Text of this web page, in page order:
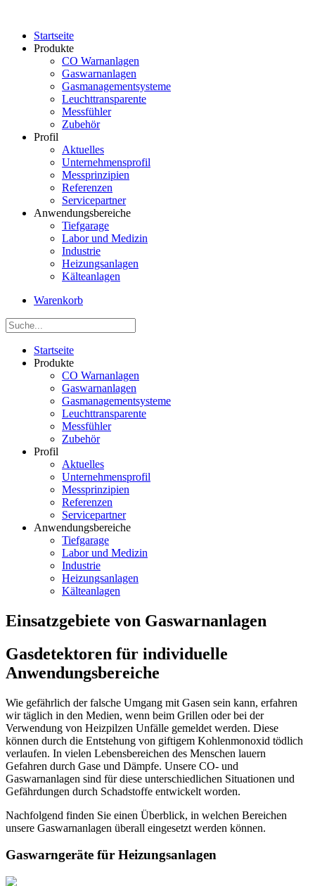
Startseite
Produkte
CO Warnanlagen
Gaswarnanlagen
Gasmanagementsysteme
Leuchttransparente
Messfühler
Zubehör
Profil
Aktuelles
Unternehmensprofil
Messprinzipien
Referenzen
Servicepartner
Anwendungsbereiche
Tiefgarage
Labor und Medizin
Industrie
Heizungsanlagen
Kälteanlagen
Warenkorb
Startseite
Produkte
CO Warnanlagen
Gaswarnanlagen
Gasmanagementsysteme
Leuchttransparente
Messfühler
Zubehör
Profil
Aktuelles
Unternehmensprofil
Messprinzipien
Referenzen
Servicepartner
Anwendungsbereiche
Tiefgarage
Labor und Medizin
Industrie
Heizungsanlagen
Kälteanlagen
Einsatzgebiete von Gaswarnanlagen
Gasdetektoren für individuelle
Anwendungsbereiche
Wie gefährlich der falsche Umgang mit Gasen sein kann, erfahren
wir täglich in den Medien, wenn beim Grillen oder bei der
Verwendung von Heizpilzen Unfälle gemeldet werden. Diese
können durch die Entstehung von giftigem Kohlenmonoxid tödlich
verlaufen. In vielen Lebensbereichen des Menschen lauern
Gefahren durch Gase und Dämpfe. Unsere CO- und
Gaswarnanlagen sind für diese unterschiedlichen Situationen und
Gefährdungen durch Schadstoffe entwickelt worden.
Nachfolgend finden Sie einen Überblick, in welchen Bereichen
unsere Gaswarnanlagen überall eingesetzt werden können.
Gaswarngeräte für Heizungsanlagen